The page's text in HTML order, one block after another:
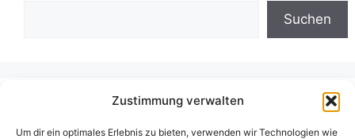
Zustimmung verwalten
Um dir ein optimales Erlebnis zu bieten, verwenden wir Technologien wie
Suchen
Neueste Beiträge